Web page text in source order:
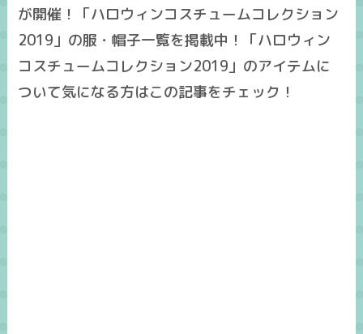
が開催！「ハロウィンコスチュームコレクション
2019」の服・帽子一覧を掲載中！「ハロウィン
コスチュームコレクション2019」のアイテムに
ついて気になる方はこの記事をチェック！